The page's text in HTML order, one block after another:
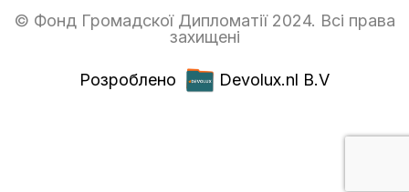
Розроблено Devolux.nl B.V
© Фонд Громадскої Дипломатії 2024. Всі права
захищені